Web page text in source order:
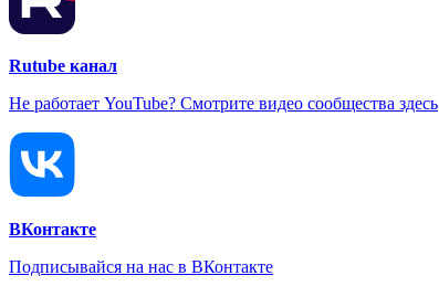
Rutube канал
Не работает YouTube? Смотрите видео сообщества здесь
ВКонтакте
Подписывайся на нас в ВКонтакте